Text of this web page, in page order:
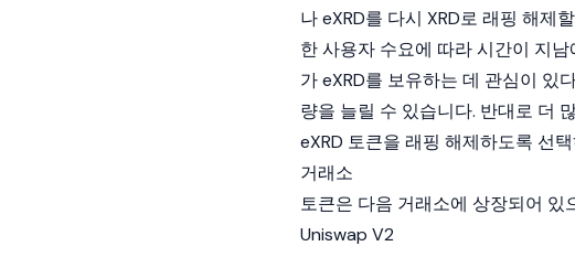
나 eXRD를 다시 XRD로 래핑 해제
한 사용자 수요에 따라 시간이 지
가 eXRD를 보유하는 데 관심이 있
량을 늘릴 수 있습니다. 반대로 더
eXRD 토큰을 래핑 해제하도록 선
거래소
토큰은 다음 거래소에 상장되어 있
Uniswap V2